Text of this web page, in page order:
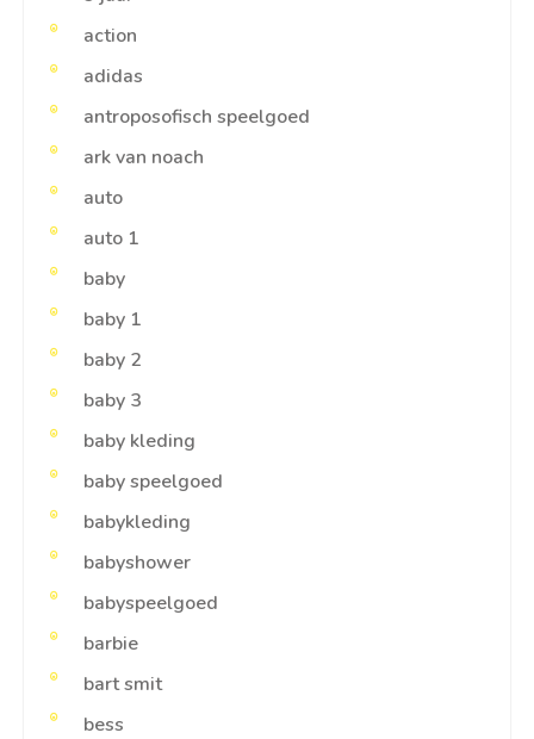
action
adidas
antroposofisch speelgoed
ark van noach
auto
auto 1
baby
baby 1
baby 2
baby 3
baby kleding
baby speelgoed
babykleding
babyshower
babyspeelgoed
barbie
bart smit
bess